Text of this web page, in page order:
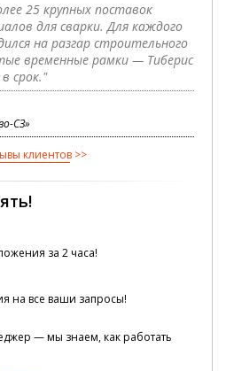
25 крупных поставок
для сварки. Для каждого
на разгар строительного
временные рамки — Тиберис
срок."
СЗ»
клиентов
за 2 часа!
на все ваши запросы!
— мы знаем, как работать